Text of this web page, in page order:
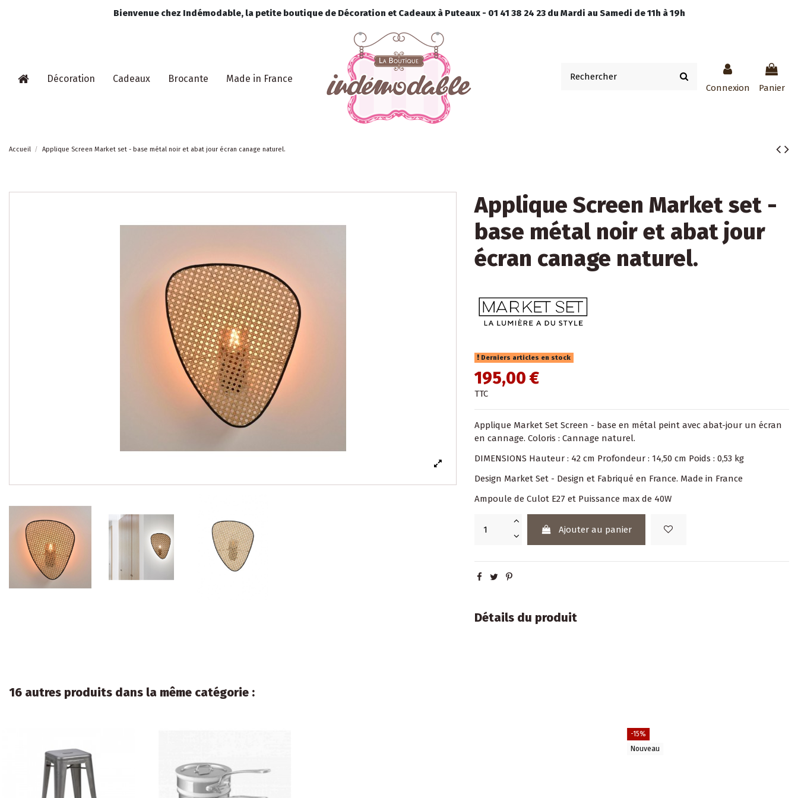
Bienvenue chez Indémodable, la petite boutique de Décoration et Cadeaux à Puteaux - 01 41 38 24 23 du Mardi au Samedi de 11h à 19h
Décoration Cadeaux Brocante Made in France
Connexion Panier
Accueil Applique Screen Market set - base métal noir et abat jour écran canage naturel.
Applique Screen Market set -
base métal noir et abat jour
écran canage naturel.
Derniers articles en stock
195,00 €
TTC
Applique Market Set Screen - base en métal peint avec abat-jour un écran
en cannage. Coloris : Cannage naturel.
DIMENSIONS Hauteur : 42 cm Profondeur : 14,50 cm Poids : 0,53 kg
Design Market Set - Design et Fabriqué en France. Made in France
Ampoule de Culot E27 et Puissance max de 40W
Ajouter au panier
Détails du produit
16 autres produits dans la même catégorie :